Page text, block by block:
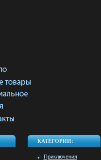
КАТЕГОРИИ:
Приключения